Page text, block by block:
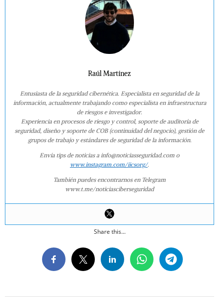
Raúl Martínez
Entusiasta de la seguridad cibernética. Especialista en seguridad de la
información, actualmente trabajando como especialista en infraestructura
de riesgos e investigador.
Experiencia en procesos de riesgo y control, soporte de auditoría de
seguridad, diseño y soporte de COB (continuidad del negocio), gestión de
grupos de trabajo y estándares de seguridad de la información.
Envía tips de noticias a info@noticiasseguridad.com o
www.instagram.com/iicsorg/.
También puedes encontrarnos en Telegram
www.t.me/noticiasciberseguridad
Share this...